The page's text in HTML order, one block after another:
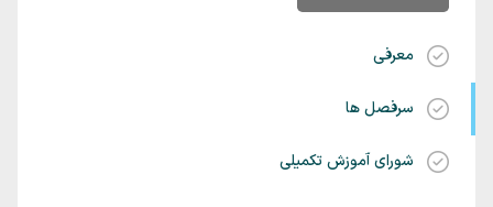
معرفی
سرفصل ها
شورای آموزش تکمیلی